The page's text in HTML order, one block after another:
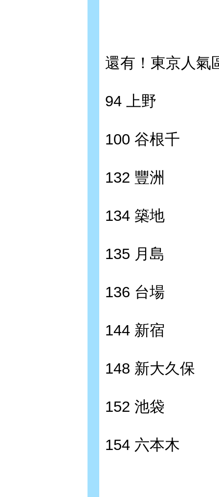
還有！東京人氣
94 上野
100 谷根千
132 豐洲
134 築地
135 月島
136 台場
144 新宿
148 新大久保
152 池袋
154 六本木